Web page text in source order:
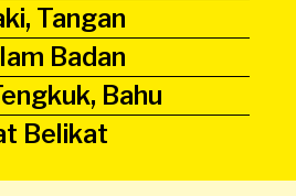
Tangan
Badan
Bahu
Belikat